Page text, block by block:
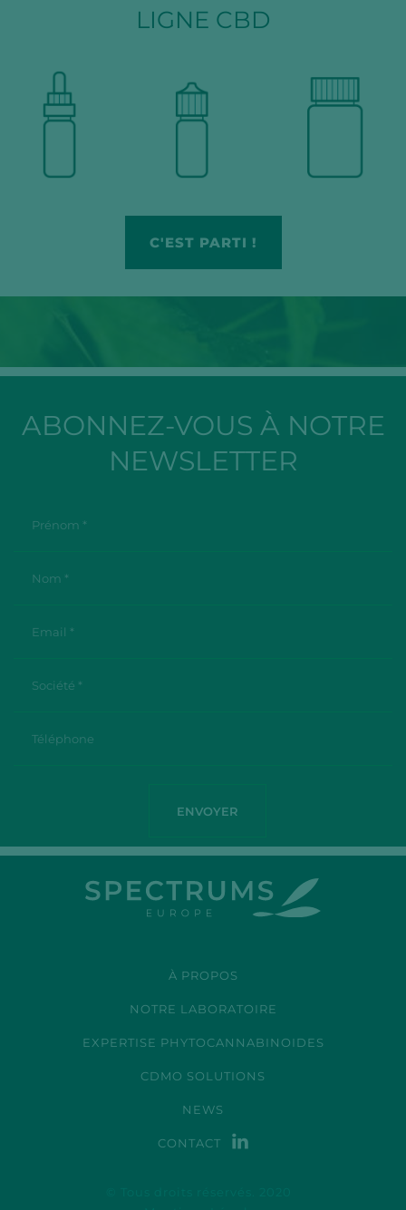
LIGNE CBD
C'EST PARTI !
ABONNEZ-VOUS À NOTRE
NEWSLETTER
À PROPOS
NOTRE LABORATOIRE
EXPERTISE PHYTOCANNABINOIDES
CDMO SOLUTIONS
NEWS
CONTACT